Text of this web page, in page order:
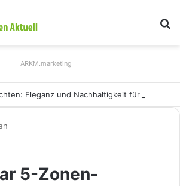
ARKM.marketing
5-Zonen-